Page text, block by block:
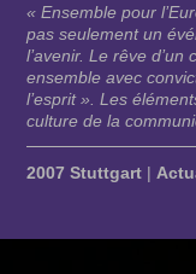
« Ensemble pour
pas seulement un
l’avenir. Le rêve
ensemble avec
l’esprit ». Les
culture de la
2007 Stuttgart |